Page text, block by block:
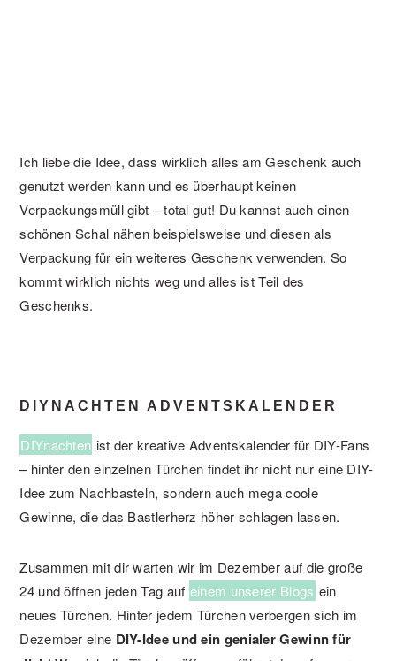
Ich liebe die Idee, dass wirklich alles am Geschenk auch
genutzt werden kann und es überhaupt keinen
Verpackungsmüll gibt – total gut! Du kannst auch einen
schönen Schal nähen beispielsweise und diesen als
Verpackung für ein weiteres Geschenk verwenden. So
kommt wirklich nichts weg und alles ist Teil des
Geschenks.
DIYNACHTEN ADVENTSKALENDER
DIYnachten ist der kreative Adventskalender für DIY-Fans
– hinter den einzelnen Türchen findet ihr nicht nur eine DIY-
Idee zum Nachbasteln, sondern auch mega coole
Gewinne, die das Bastlerherz höher schlagen lassen.
Zusammen mit dir warten wir im Dezember auf die große
24 und öffnen jeden Tag auf einem unserer Blogs ein
neues Türchen. Hinter jedem Türchen verbergen sich im
Dezember eine DIY-Idee und ein genialer Gewinn für